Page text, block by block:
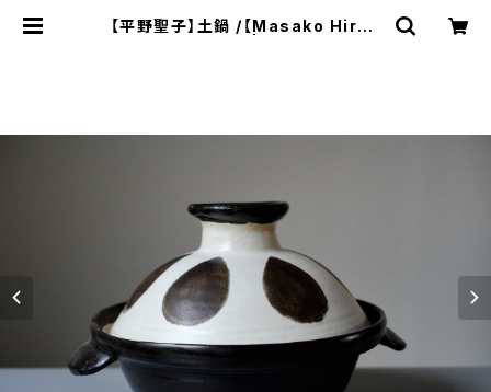
【平野聖子】土鍋 /【Masako Hiran